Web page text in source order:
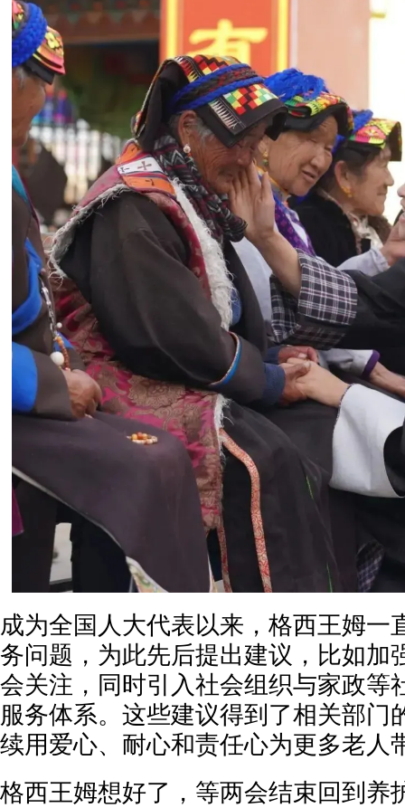
成为全国人大代表以来，格西王姆一
务问题，为此先后提出建议，比如加
会关注，同时引入社会组织与家政等
服务体系。这些建议得到了相关部门
续用爱心、耐心和责任心为更多老人
格西王姆想好了，等两会结束回到养